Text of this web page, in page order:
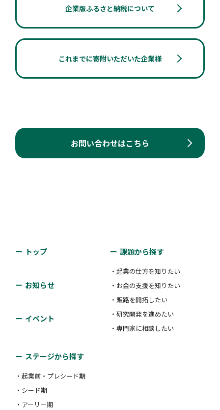
企業版ふるさと納税について
これまでに寄附いただいた企業様
お問い合わせはこちら
トップ
お知らせ
イベント
課題から探す
・起業の仕方を知りたい
・お金の支援を知りたい
・販路を開拓したい
・研究開発を進めたい
・専門家に相談したい
ステージから探す
・起業前・プレシード期
・シード期
・アーリー期